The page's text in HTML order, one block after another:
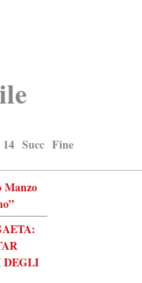
14 Succ Fine
Manzo
DEGLI